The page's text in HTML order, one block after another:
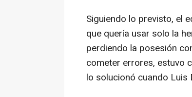
Siguiendo lo previsto, el
que quería usar solo la
perdiendo la posesión
cometer errores, estuvo
lo solucionó cuando Luis